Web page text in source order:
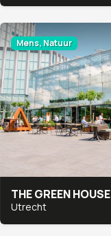
Mens, Natuur
THE GREEN HOUSE
Utrecht